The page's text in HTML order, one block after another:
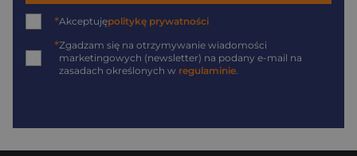
*Akceptujępolitykę prywatności
*Zgadzam się na otrzymywanie wiadomości
marketingowych (newsletter) na podany e-mail na
zasadach określonych w regulaminie